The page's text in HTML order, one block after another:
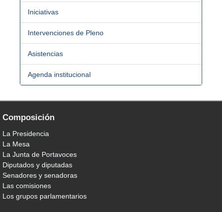
Iniciativas
Intervenciones de Pleno
Asistencias
Agenda institucional
Composición
La Presidencia
La Mesa
La Junta de Portavoces
Diputados y diputadas
Senadores y senadoras
Las comisiones
Los grupos parlamentarios